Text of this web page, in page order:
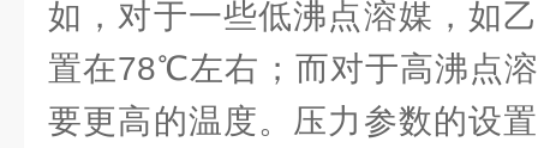
如，对于一些低沸点溶媒，如
置在78℃左右；而对于高沸点
要更高的温度。压力参数的设